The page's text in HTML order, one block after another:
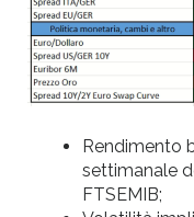
Rendimento
settimanale
FTSEMIB;